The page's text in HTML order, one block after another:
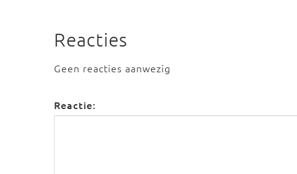
Reacties
Geen reacties aanwezig
Reactie: